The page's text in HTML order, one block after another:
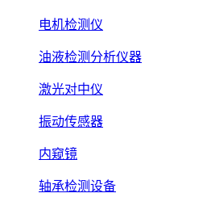
电机检测仪
油液检测分析仪器
激光对中仪
振动传感器
内窥镜
轴承检测设备